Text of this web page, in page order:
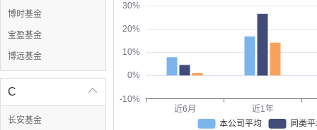
博时基金
宝盈基金
博远基金

C
长安基金
-10%
0%
10%
20%
30%
近6月
近1年
本公司平均
同类